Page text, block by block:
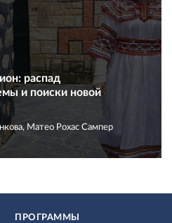
распад
и поиски новой
Матео Рохас Сампер
ПРОГРАММЫ